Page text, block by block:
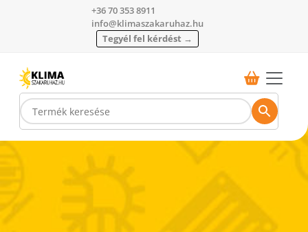
+36 70 353 8911
info@klimaszakaruhaz.hu
Tegyél fel kérdést →